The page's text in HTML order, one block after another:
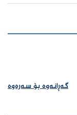
گەڕانەوە بۆ سەرەوە